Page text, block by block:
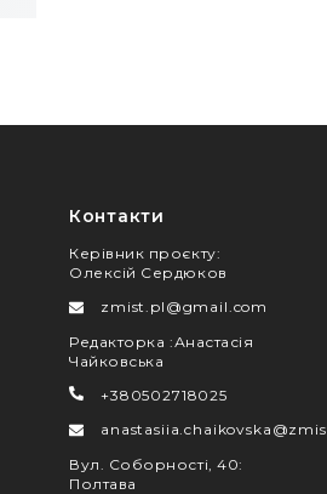
Контакти
Керівник проєкту:
Олексій Сердюков
zmist.pl@gmail.com
Редакторка :Анастасія
Чайковська
+380502718025
Вул. Соборності, 40:
Полтава